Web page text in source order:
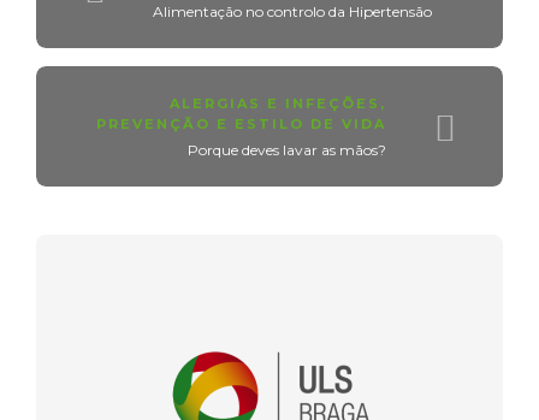
Alimentação no controlo da Hipertensão
ALERGIAS E INFEÇÕES ,
PREVENÇÃO E ESTILO DE VIDA
Porque deves lavar as mãos?